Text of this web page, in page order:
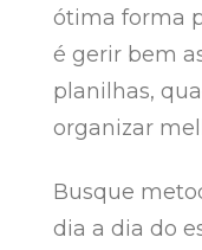
ótima forma
é gerir bem
planilhas,
organizar
Busque
dia a dia do